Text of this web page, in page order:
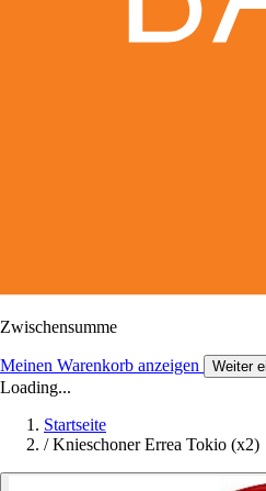
Zwischensumme
Meinen Warenkorb anzeigen Weiter
Loading...
Startseite
/ Knieschoner Errea Tokio (x2)